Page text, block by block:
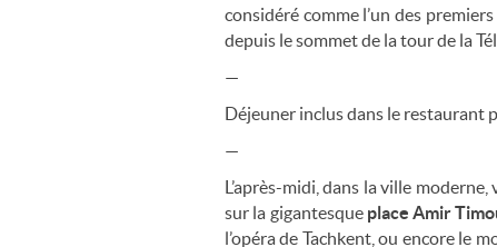
considéré comme l’un des
depuis le sommet de la tour de la
—
Déjeuner inclus dans le restaurant
—
L’après-midi, dans la ville
sur la gigantesque place Amir
l’opéra de Tachkent, ou encore le